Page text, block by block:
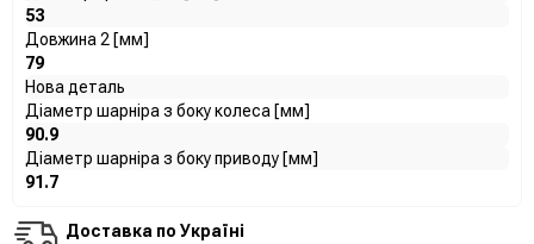
53
Довжина 2 [мм]
79
Нова деталь
Діаметр шарніра з боку колеса [мм]
90.9
Діаметр шарніра з боку приводу [мм]
91.7
Доставка по Україні